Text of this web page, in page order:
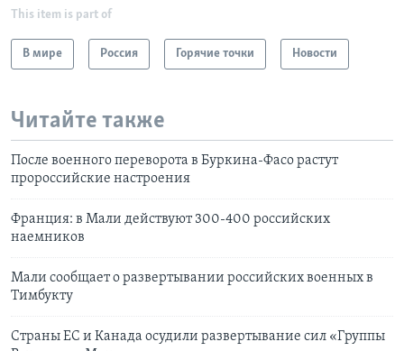
This item is part of
В мире Россия Горячие точки Новости
Читайте также
После военного переворота в Буркина-Фасо растут
пророссийские настроения
Франция: в Мали действуют 300-400 российских
наемников
Мали сообщает о развертывании российских военных в
Тимбукту
Страны ЕС и Канада осудили развертывание сил «Группы